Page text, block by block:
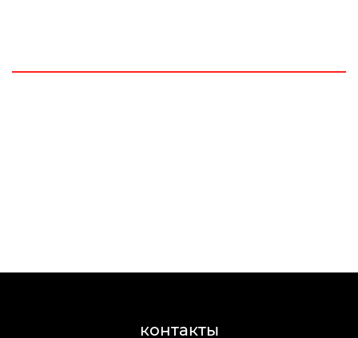
контакты